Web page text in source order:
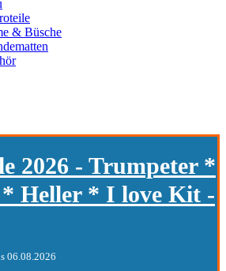
& Büsche
2026 - Trumpeter *
* Heller * I love Kit -
06.08.2026